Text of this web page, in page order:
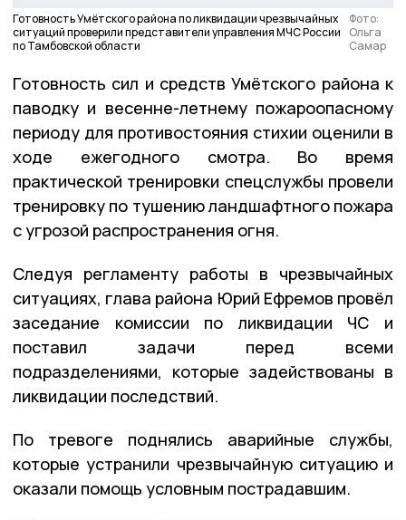
Готовность Умётского района по ликвидации чрезвычайных
ситуаций проверили представители управления МЧС России
по Тамбовской области
Фото:
Ольга
Самар
Готовность сил и средств Умётского района к
паводку и весенне-летнему пожароопасному
периоду для противостояния стихии оценили в
ходе ежегодного смотра. Во время
практической тренировки спецслужбы провели
тренировку по тушению ландшафтного пожара
с угрозой распространения огня.
Следуя регламенту работы в чрезвычайных
ситуациях, глава района Юрий Ефремов провёл
заседание комиссии по ликвидации ЧС и
поставил задачи перед всеми
подразделениями, которые задействованы в
ликвидации последствий.
По тревоге поднялись аварийные службы,
которые устранили чрезвычайную ситуацию и
оказали помощь условным пострадавшим.